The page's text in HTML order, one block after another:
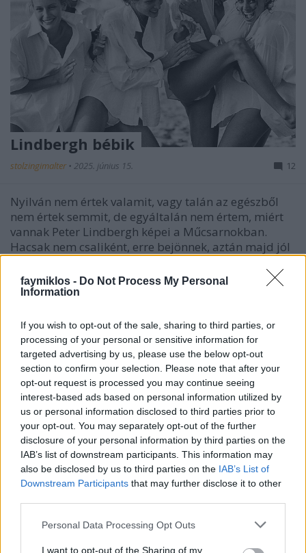
faymiklos - Do Not Process My Personal
Information
If you wish to opt-out of the sale, sharing to third parties, or
processing of your personal or sensitive information for
targeted advertising by us, please use the below opt-out
section to confirm your selection. Please note that after your
opt-out request is processed you may continue seeing
interest-based ads based on personal information utilized by
us or personal information disclosed to third parties prior to
your opt-out. You may separately opt-out of the further
disclosure of your personal information by third parties on the
IAB’s list of downstream participants. This information may
also be disclosed by us to third parties on the IAB’s List of
Downstream Participants that may further disclose it to other
Please note that this website/app uses one or more Google
not limited to your visit or usage behaviour. You may click to
Personal Data Processing Opt Outs
I want to opt-out of the Sharing of my
Lindbergh bébik
stolzingimalter • 2025. június 15. 12
Nyilván nem értek valamit, vagy talán az egészből
nem értek semmit, de egyáltalán nem értem, miért
vannak Peter Lindbergh képei a Műcsarnokban.
Hacsak nem csaliként, erre bejönnek, aztán majd jól
Szalont. De úgy önerőből vagy művészetként…
Mintha…
A szív remélt